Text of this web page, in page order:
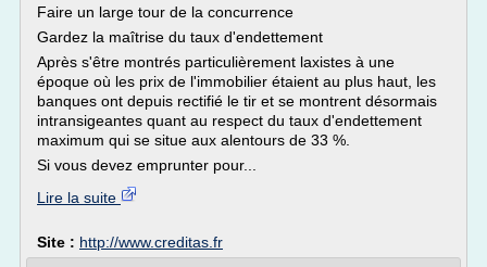
Faire un large tour de la concurrence
Gardez la maîtrise du taux d'endettement
Après s'être montrés particulièrement laxistes à une
époque où les prix de l'immobilier étaient au plus haut, les
banques ont depuis rectifié le tir et se montrent désormais
intransigeantes quant au respect du taux d'endettement
maximum qui se situe aux alentours de 33 %.
Si vous devez emprunter pour...
Lire la suite
Site : http://www.creditas.fr